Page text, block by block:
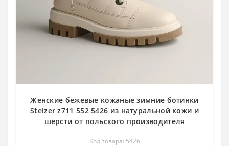
Женские бежевые кожаные зимние ботинки
Steizer z711 552 5426 из натуральной кожи и
шерсти от польского производителя
Код товара: 5426